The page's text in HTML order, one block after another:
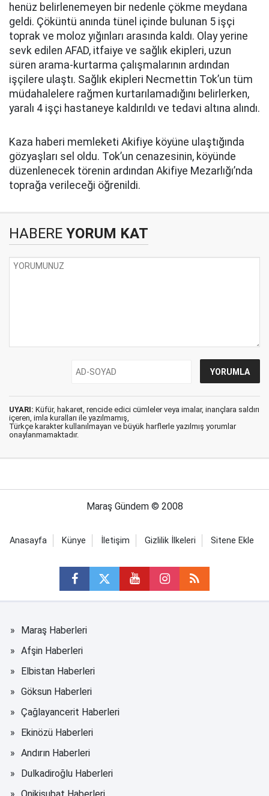
henüz belirlenemeyen bir nedenle çökme meydana
geldi. Çöküntü anında tünel içinde bulunan 5 işçi
toprak ve moloz yığınları arasında kaldı. Olay yerine
sevk edilen AFAD, itfaiye ve sağlık ekipleri, uzun
süren arama-kurtarma çalışmalarının ardından
işçilere ulaştı. Sağlık ekipleri Necmettin Tok’un tüm
müdahalelere rağmen kurtarılamadığını belirlerken,
yaralı 4 işçi hastaneye kaldırıldı ve tedavi altına alındı.
Kaza haberi memleketi Akifiye köyüne ulaştığında
gözyaşları sel oldu. Tok’un cenazesinin, köyünde
düzenlenecek törenin ardından Akifiye Mezarlığı’nda
toprağa verileceği öğrenildi.
HABERE YORUM KAT
UYARI: Küfür, hakaret, rencide edici cümleler veya imalar, inançlara saldırı
içeren, imla kuralları ile yazılmamış,
Türkçe karakter kullanılmayan ve büyük harflerle yazılmış yorumlar
onaylanmamaktadır.
Maraş Gündem © 2008
Anasayfa Künye İletişim Gizlilik İlkeleri Sitene Ekle
Maraş Haberleri
Afşin Haberleri
Elbistan Haberleri
Göksun Haberleri
Çağlayancerit Haberleri
Ekinözü Haberleri
Andırın Haberleri
Dulkadiroğlu Haberleri